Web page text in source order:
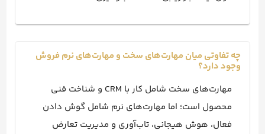
چه تفاوتی میان مهارت‌های سخت و مهارت‌های نرم فروش
وجود دارد؟
مهارت‌های سخت شامل کار با CRM و شناخت فنی
محصول است؛ اما مهارت‌های نرم شامل گوش دادن
فعال، هوش هیجانی، تاب‌آوری و مدیریت تعارض